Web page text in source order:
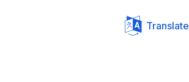
Translate